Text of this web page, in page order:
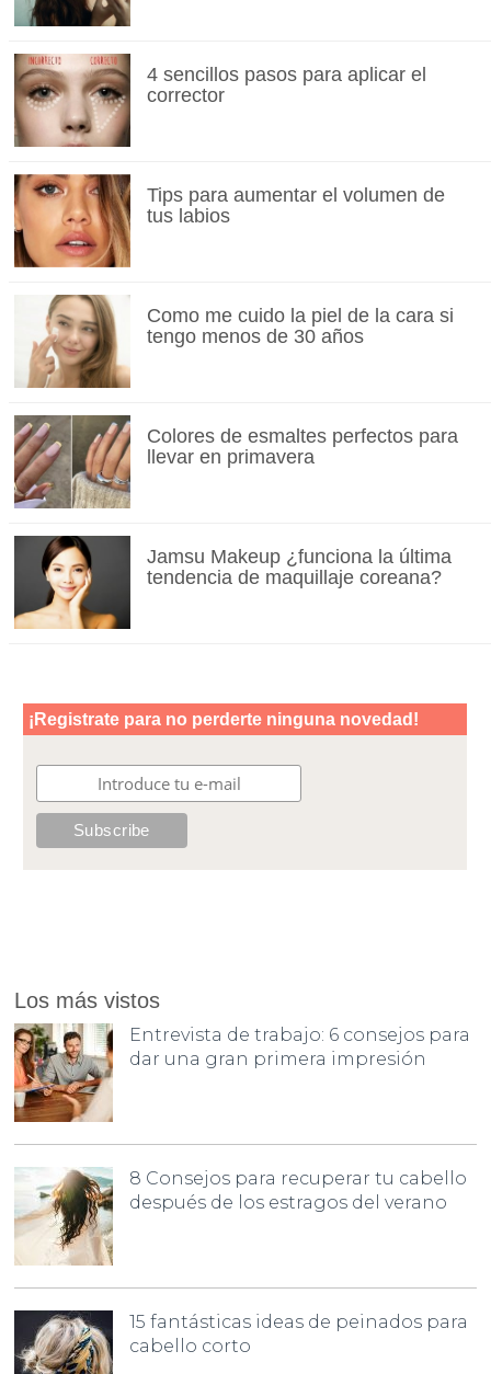
4 sencillos pasos para aplicar el
corrector
Tips para aumentar el volumen de
tus labios
Como me cuido la piel de la cara si
tengo menos de 30 años
Colores de esmaltes perfectos para
llevar en primavera
Jamsu Makeup ¿funciona la última
tendencia de maquillaje coreana?
Los más vistos
Entrevista de trabajo: 6 consejos para
dar una gran primera impresión
8 Consejos para recuperar tu cabello
después de los estragos del verano
15 fantásticas ideas de peinados para
cabello corto